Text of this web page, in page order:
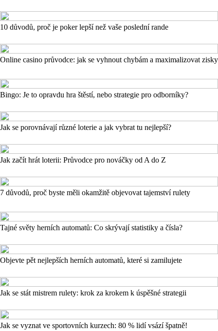
10 důvodů, proč je poker lepší než vaše poslední rande
Online casino průvodce: jak se vyhnout chybám a maximalizovat zisky
Bingo: Je to opravdu hra štěstí, nebo strategie pro odborníky?
Jak se porovnávají různé loterie a jak vybrat tu nejlepší?
Jak začít hrát loterii: Průvodce pro nováčky od A do Z
7 důvodů, proč byste měli okamžitě objevovat tajemství rulety
Tajné světy herních automatů: Co skrývají statistiky a čísla?
Objevte pět nejlepších herních automatů, které si zamilujete
Jak se stát mistrem rulety: krok za krokem k úspěšné strategii
Jak se vyznat ve sportovních kurzech: 80 % lidí vsází špatně!